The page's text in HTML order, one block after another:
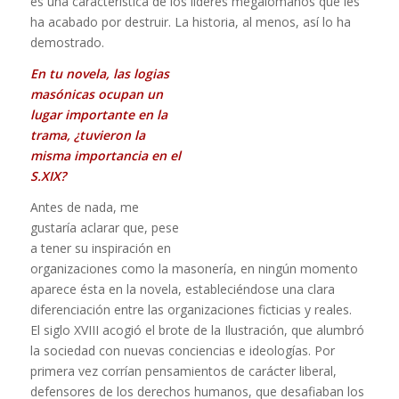
ha acabado por destruir. La historia, al menos, así lo ha
demostrado.
En tu novela, las logias
masónicas ocupan un
lugar importante en la
trama, ¿tuvieron la
misma importancia en el
S.XIX?
Antes de nada, me
gustaría aclarar que, pese
a tener su inspiración en
organizaciones como la masonería, en ningún momento
aparece ésta en la novela, estableciéndose una clara
diferenciación entre las organizaciones ficticias y reales.
El siglo XVIII acogió el brote de la Ilustración, que alumbró
la sociedad con nuevas conciencias e ideologías. Por
primera vez corrían pensamientos de carácter liberal,
defensores de los derechos humanos, que desafiaban los